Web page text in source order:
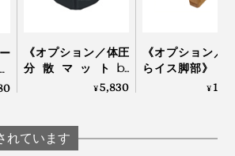
人のための『アーユル・チェアー』
あるべき状態に戻しましょう。
をキープするため、座面は自転車の
康イス」として推奨しています。
《オプション／体圧
分散マットby
SORBO》坐骨座りを
ユル・チェアー
¥5,830
《オプション／
らイス脚部》「
ィカルシート」
¥
れています